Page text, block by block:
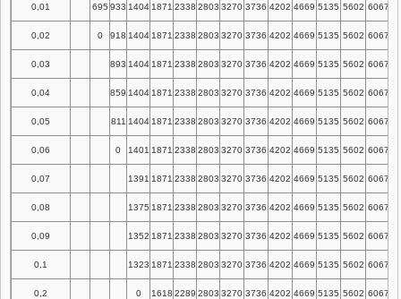
0,01 695 933 1404 1871 2338 2803 3270 3736 4202 4669 5135 5602 6067
0,02 0 918 1404 1871 2338 2803 3270 3736 4202 4669 5135 5602 6067
0,03 893 1404 1871 2338 2803 3270 3736 4202 4669 5135 5602 6067
0,04 859 1404 1871 2338 2803 3270 3736 4202 4669 5135 5602 6067
0,05 811 1404 1871 2338 2803 3270 3736 4202 4669 5135 5602 6067
0,06 0 1401 1871 2338 2803 3270 3736 4202 4669 5135 5602 6067
0,07 1391 1871 2338 2803 3270 3736 4202 4669 5135 5602 6067
0,08 1375 1871 2338 2803 3270 3736 4202 4669 5135 5602 6067
0,09 1352 1871 2338 2803 3270 3736 4202 4669 5135 5602 6067
0,1 1323 1871 2338 2803 3270 3736 4202 4669 5135 5602 6067
0,2 0 1618 2289 2803 3270 3736 4202 4669 5135 5602 6067